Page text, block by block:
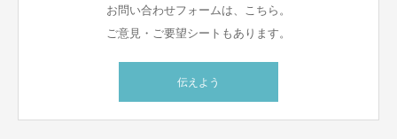
お問い合わせフォームは、こちら。
ご意見・ご要望シートもあります。
伝えよう